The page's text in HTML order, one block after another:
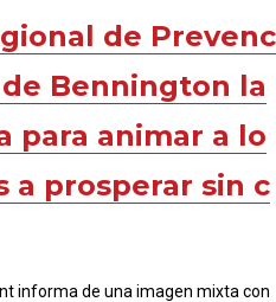
de Prevenc
Bennington la
para animar a lo
a prosperar sin c
informa de una imagen mixta con